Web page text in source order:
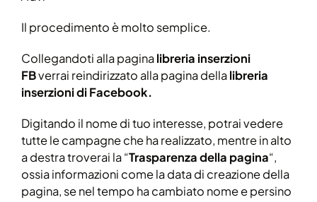
Il procedimento è molto semplice.
Collegandoti alla paginalibreria inserzioni
FBverrai reindirizzato alla pagina dellalibreria
inserzioni di Facebook.
Digitando il nome di tuo interesse, potrai vedere
tutte le campagne che ha realizzato, mentre in alto
a destra troverai la “Trasparenza della pagina“,
ossia informazioni come la data di creazione della
pagina, se nel tempo ha cambiato nome e persino